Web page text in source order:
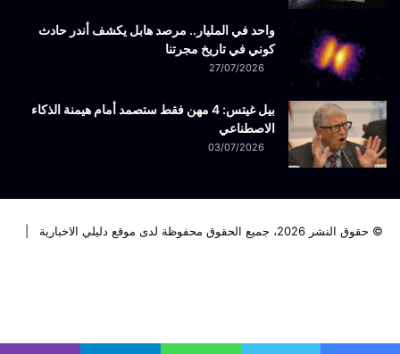
واحد في المليار.. مرصد هابل يكشف أندر حادث
كوني في تاريخ مجرتنا
27/07/2026
بيل غيتس: 4 مهن فقط ستصمد أمام هيمنة الذكاء
الاصطناعي
03/07/2026
© حقوق النشر 2026، جميع الحقوق محفوظة لدى موقع دليلي الاخبارية |